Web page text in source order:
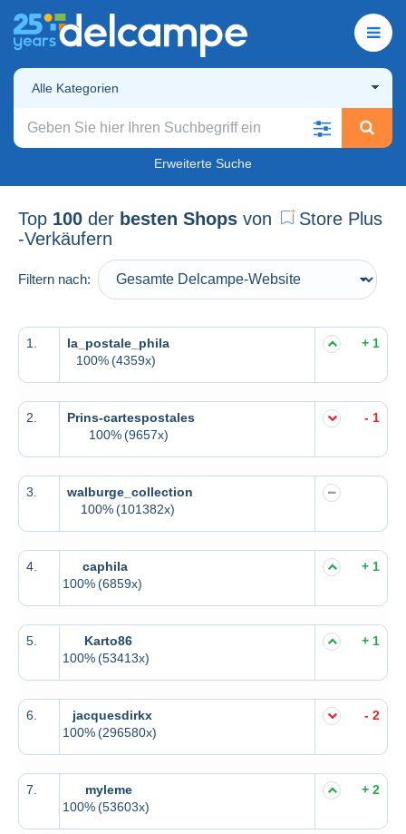
Alle Kategorien
Erweiterte Suche
Top 100 der besten Shops von
Store Plus
-Verkäufern
Filtern nach:
1.
la_postale_phila
100%(4359x)
+ 1
2.
Prins-cartespostales
100%(9657x)
- 1
3.
walburge_collection
100%(101382x)
4.
caphila
100%(6859x)
+ 1
5.
Karto86
100%(53413x)
+ 1
6.
jacquesdirkx
100%(296580x)
- 2
7.
myleme
100%(53603x)
+ 2